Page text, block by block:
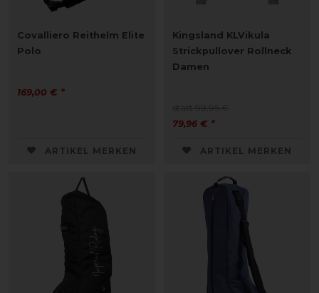
Covalliero Reithelm Elite
Polo
169,00 € *
ARTIKEL MERKEN
Kingsland KLVikula
Strickpullover Rollneck
Damen
79,96 € *
ARTIKEL MERKEN